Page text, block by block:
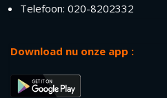
Telefoon: 020-8202332
Download nu onze app :